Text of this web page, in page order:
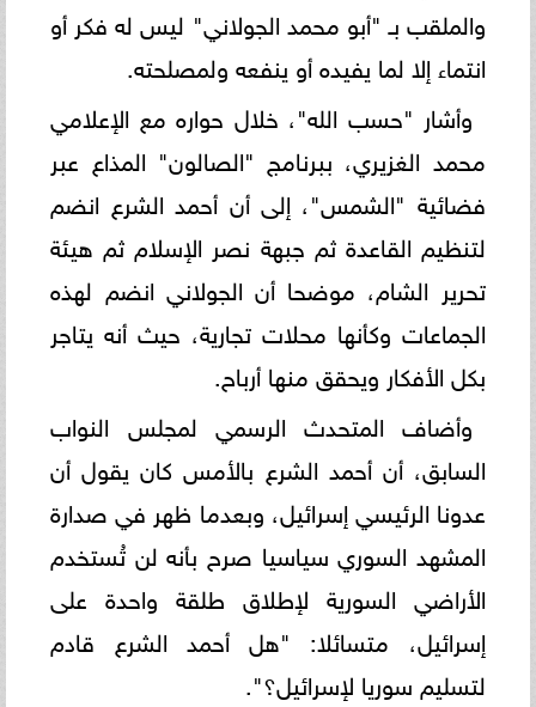
والملقب بـ "أبو محمد الجولاني" ليس له فكر أو
انتماء إلا لما يفيده أو ينفعه ولمصلحته.
وأشار "حسب الله"، خلال حواره مع الإعلامي
محمد الغزيري، ببرنامج "الصالون" المذاع عبر
فضائية "الشمس"، إلى أن أحمد الشرع انضم
لتنظيم القاعدة ثم جبهة نصر الإسلام ثم هيئة
تحرير الشام، موضحا أن الجولاني انضم لهذه
الجماعات وكأنها محلات تجارية، حيث أنه يتاجر
بكل الأفكار ويحقق منها أرباح.
وأضاف المتحدث الرسمي لمجلس النواب
السابق، أن أحمد الشرع بالأمس كان يقول أن
عدونا الرئيسي إسرائيل، وبعدما ظهر في صدارة
المشهد السوري سياسيا صرح بأنه لن تُستخدم
الأراضي السورية لإطلاق طلقة واحدة على
إسرائيل، متسائلا: "هل أحمد الشرع قادم
لتسليم سوريا لإسرائيل؟".